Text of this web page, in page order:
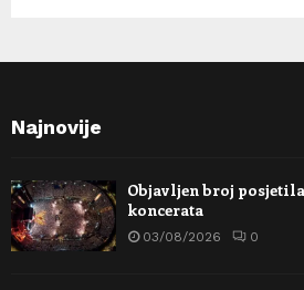
Najnovije
Objavljen broj
koncerata
03/08/2026 0